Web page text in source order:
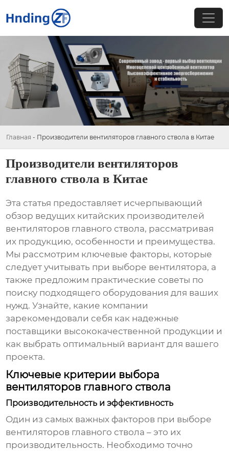
Главная - Производители вентиляторов главного ствола в Китае
Производители вентиляторов
главного ствола в Китае
Эта статья предоставляет исчерпывающий
обзор ведущих китайских производителей
вентиляторов главного ствола, рассматривая
их продукцию, особенности и преимущества.
Мы рассмотрим ключевые факторы, которые
следует учитывать при выборе вентилятора, а
также предложим практические советы по
поиску подходящего оборудования для ваших
нужд. Узнайте, какие компании
зарекомендовали себя как надежные
поставщики высококачественной продукции и
как выбрать оптимальный вариант для вашего
проекта.
Ключевые критерии выбора
вентиляторов главного ствола
Производительность и эффективность
Один из самых важных факторов при выборе
вентиляторов главного ствола – это их
производительность. Необходимо точно